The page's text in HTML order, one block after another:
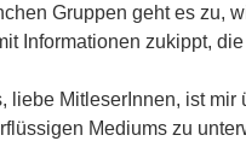
Gruppen geht es zu,
Informationen zukippt,
liebe MitleserInnen, ist
Mediums zu